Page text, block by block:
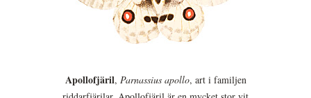
Apollofjäril, Parnassius apollo, art i familjen